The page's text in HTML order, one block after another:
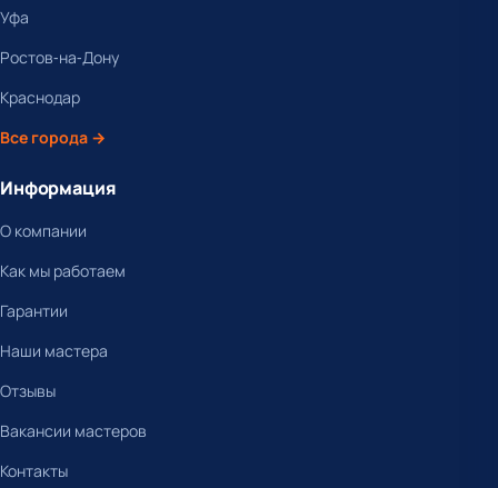
Уфа
Ростов-на-Дону
Краснодар
Все города →
Информация
О компании
Как мы работаем
Гарантии
Наши мастера
Отзывы
Вакансии мастеров
Контакты